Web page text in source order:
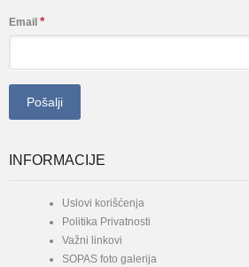
Email *
INFORMACIJE
Uslovi korišćenja
Politika Privatnosti
Važni linkovi
SOPAS foto galerija